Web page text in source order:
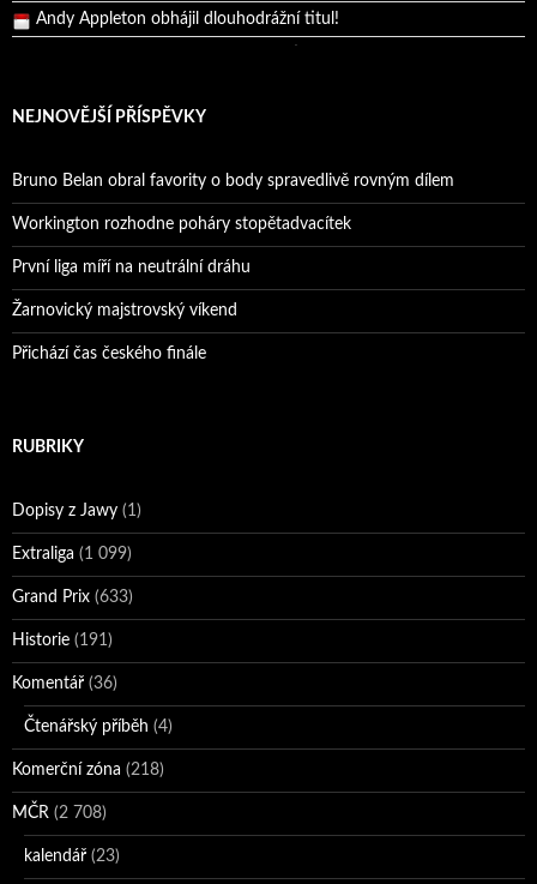
Reprezentační dvojice brala český titul!
Reprezentační dvojice brala český titul!
NEJNOVĚJŠÍ PŘÍSPĚVKY
Bruno Belan obral favority o body spravedlivě rovným dílem
Workington rozhodne poháry stopětadvacítek
První liga míří na neutrální dráhu
Žarnovický majstrovský víkend
Přichází čas českého finále
RUBRIKY
Dopisy z Jawy (1)
Extraliga (1 099)
Grand Prix (633)
Historie (191)
Komentář (36)
Čtenářský příběh (4)
Komerční zóna (218)
MČR (2 708)
kalendář (23)